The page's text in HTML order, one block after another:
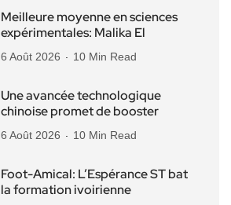
Meilleure moyenne en sciences
expérimentales: Malika El
6 Août 2026 10 Min Read
Une avancée technologique
chinoise promet de booster
6 Août 2026 10 Min Read
Foot-Amical: L’Espérance ST bat
la formation ivoirienne